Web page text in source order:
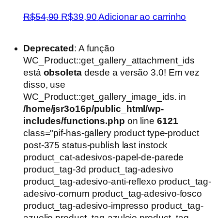
R$54,90 O
era:
R$54,90.
R$39,90O
é:
R$39,90.
Adicionar ao carrinho
Deprecated: A função
WC_Product::get_gallery_attachment_ids
está obsoletadesde a versão 3.0! Em vez
disso, use
WC_Product::get_gallery_image_ids. in
/home/jsr3o16p/public_html/wp-
includes/functions.php on line 6121
class="pif-has-gallery product type-product
post-375 status-publish last instock
product_cat-adesivos-papel-de-parede
product_tag-3d product_tag-adesivo
product_tag-adesivo-anti-reflexo product_tag-
adesivo-comum product_tag-adesivo-fosco
product_tag-adesivo-impresso product_tag-